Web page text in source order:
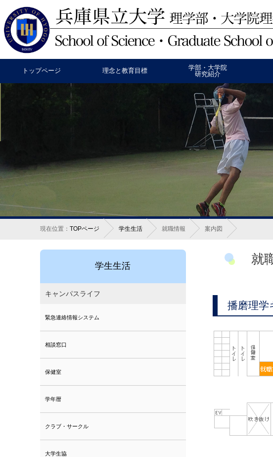
トップページ 理念と教育目標
学部・大学院
研究紹介
現在位置： TOPページ 学生生活 就職情報 案内図
学生生活
キャンパスライフ
緊急連絡情報システム
相談窓口
保健室
学年暦
クラブ・サークル
大学生協
就
播磨理